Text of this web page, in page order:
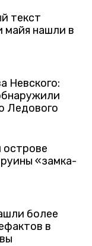
текст
майя нашли в
Невского:
Ледового
«замка-
более
в